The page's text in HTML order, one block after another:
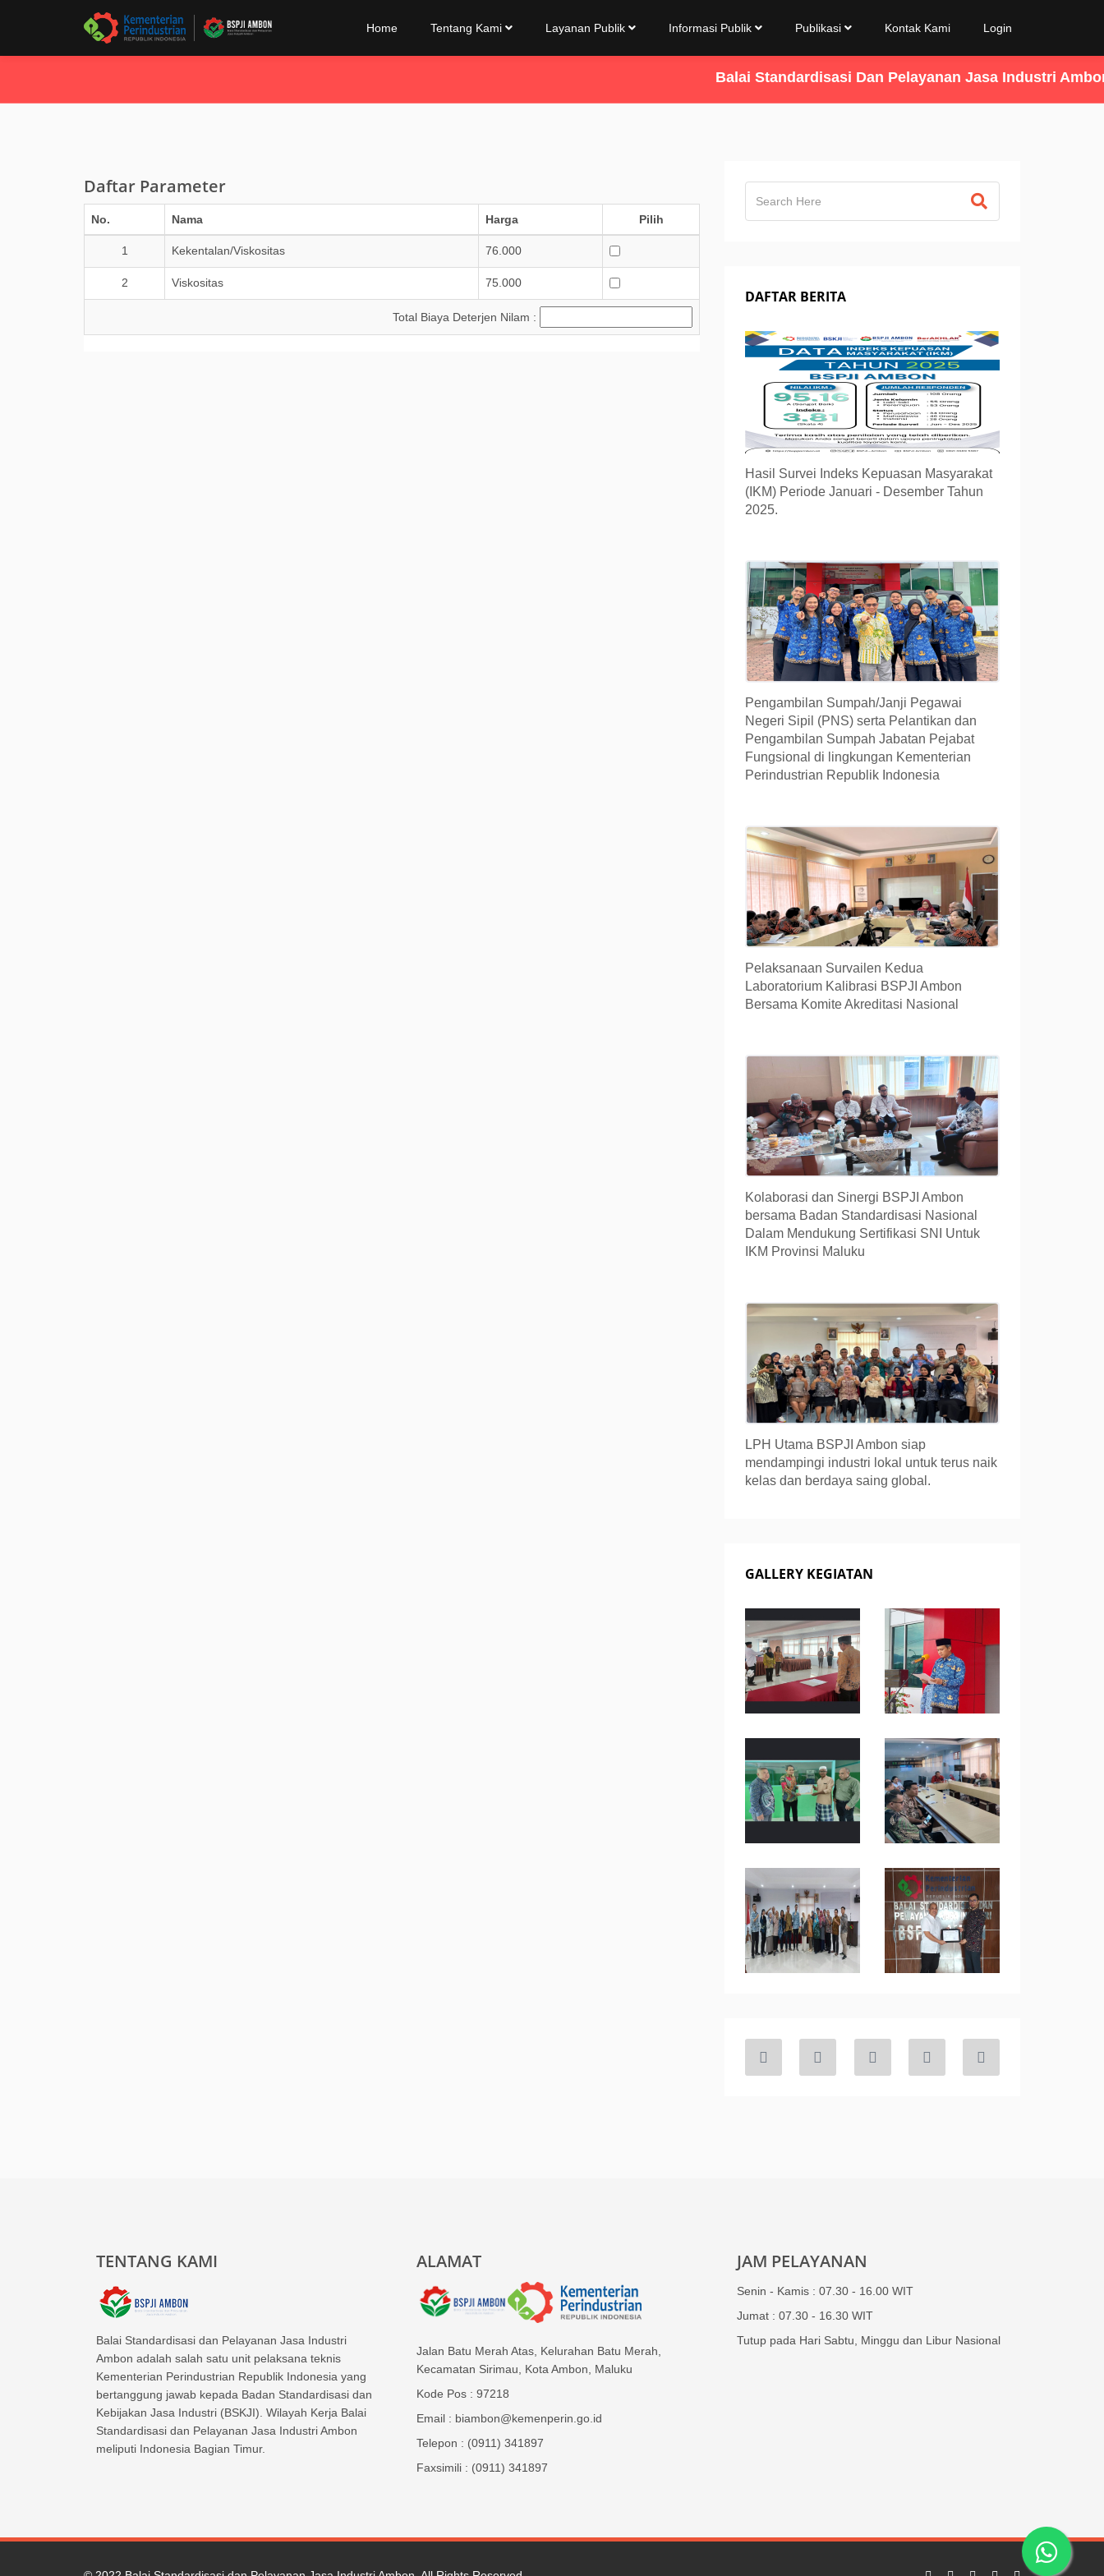
Home Tentang Kami Layanan Publik Informasi Publik Publikasi Kontak Kami Login
Balai Standardisasi Dan Pelayanan Jasa Industri Ambon
Daftar Parameter
No. Nama Harga Pilih
1 Kekentalan/Viskositas 76.000
2 Viskositas 75.000
Total Biaya Deterjen Nilam :
DAFTAR BERITA
Hasil Survei Indeks Kepuasan Masyarakat
(IKM) Periode Januari - Desember Tahun
2025.
Pengambilan Sumpah/Janji Pegawai
Negeri Sipil (PNS) serta Pelantikan dan
Pengambilan Sumpah Jabatan Pejabat
Fungsional di lingkungan Kementerian
Perindustrian Republik Indonesia
Pelaksanaan Survailen Kedua
Laboratorium Kalibrasi BSPJI Ambon
Bersama Komite Akreditasi Nasional
Kolaborasi dan Sinergi BSPJI Ambon
bersama Badan Standardisasi Nasional
Dalam Mendukung Sertifikasi SNI Untuk
IKM Provinsi Maluku
LPH Utama BSPJI Ambon siap
mendampingi industri lokal untuk terus naik
kelas dan berdaya saing global.
GALLERY KEGIATAN
TENTANG KAMI
Balai Standardisasi dan Pelayanan Jasa Industri
Ambon adalah salah satu unit pelaksana teknis
Kementerian Perindustrian Republik Indonesia yang
bertanggung jawab kepada Badan Standardisasi dan
Kebijakan Jasa Industri (BSKJI). Wilayah Kerja Balai
Standardisasi dan Pelayanan Jasa Industri Ambon
meliputi Indonesia Bagian Timur.
ALAMAT
Jalan Batu Merah Atas, Kelurahan Batu Merah,
Kecamatan Sirimau, Kota Ambon, Maluku
Kode Pos : 97218
Email : biambon@kemenperin.go.id
Telepon : (0911) 341897
Faxsimili : (0911) 341897
JAM PELAYANAN
Senin - Kamis : 07.30 - 16.00 WIT
Jumat : 07.30 - 16.30 WIT
Tutup pada Hari Sabtu, Minggu dan Libur Nasional